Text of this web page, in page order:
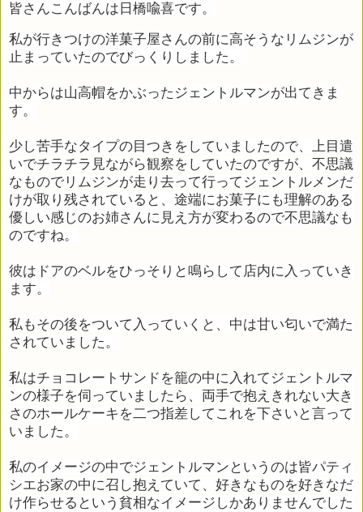
皆さんこんばんは日橋喩喜です。
私が行きつけの洋菓子屋さんの前に高そうなリムジンが
止まっていたのでびっくりしました。
中からは山高帽をかぶったジェントルマンが出てきま
す。
少し苦手なタイプの目つきをしていましたので、上目遣
いでチラチラ見ながら観察をしていたのですが、不思議
なものでリムジンが走り去って行ってジェントルメンだ
けが取り残されていると、途端にお菓子にも理解のある
優しい感じのお姉さんに見え方が変わるので不思議なも
のですね。
彼はドアのベルをひっそりと鳴らして店内に入っていき
ます。
私もその後をついて入っていくと、中は甘い匂いで満た
されていました。
私はチョコレートサンドを籠の中に入れてジェントルマ
ンの様子を伺っていましたら、両手で抱えきれない大き
さのホールケーキを二つ指差してこれを下さいと言って
いました。
私のイメージの中でジェントルマンというのは皆パティ
シエお家の中に召し抱えていて、好きなものを好きなだ
け作らせるという貧相なイメージしかありませんでした